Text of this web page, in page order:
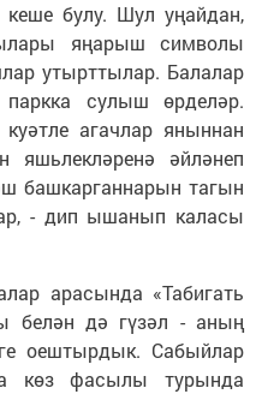
булу. Шул уңайдан,
яңарыш символы
утырттылар. Балалар
паркка сулыш өрделәр.
агачлар яныннан
яшьлекләренә әйләнеп
башкарганнарын тагын
- дип ышанып каласы
арасында «Табигать
белән дә гүзәл - аның
оештырдык. Сабыйлар
көз фасылы турында